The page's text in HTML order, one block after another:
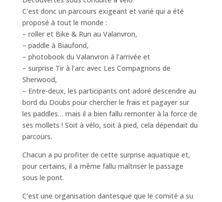
C’est donc un parcours exigeant et varié qui a été
proposé à tout le monde :
– roller et Bike & Run au Valanvron,
– paddle à Biaufond,
– photobook du Valanvron à l’arrivée et
– surprise Tir à l’arc avec Les Compagnons de
Sherwood,
– Entre-deux, les participants ont adoré descendre au
bord du Doubs pour chercher le frais et pagayer sur
les paddles… mais il a bien fallu remonter à la force de
ses mollets ! Soit à vélo, soit à pied, cela dépendait du
parcours.
Chacun a pu profiter de cette surprise aquatique et,
pour certains, il a même fallu maîtriser le passage
sous le pont.
C’est une organisation dantesque que le comité a su